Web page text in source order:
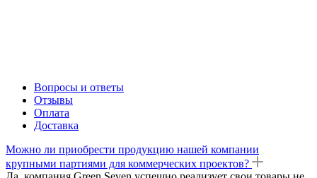
Вопросы и ответы
Отзывы
Оплата
Доставка
Можно ли приобрести продукцию нашей компании
крупными партиями для коммерческих проектов?